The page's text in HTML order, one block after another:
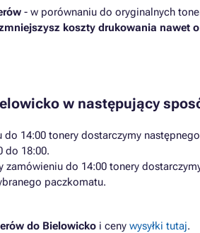
- w porównaniu do oryginalnych
koszty drukowania nawet
w następujący
14:00 tonery dostarczymy
do 18:00.
zamówieniu do 14:00 tonery
paczkomatu.
do Bielowicko i ceny wysyłki tutaj.